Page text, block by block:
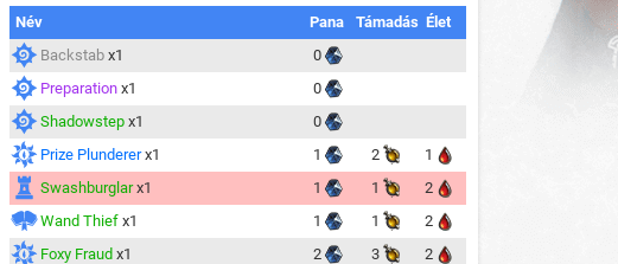
Név Pana Támadás Élet
Backstab x1
0
Preparation x1
0
Shadowstep x1
0
Prize Plunderer x1 1 2
1
Swashburglar x1 1 1
2
Wand Thief x1 1 1
2
Foxy Fraud x1 2 3
2